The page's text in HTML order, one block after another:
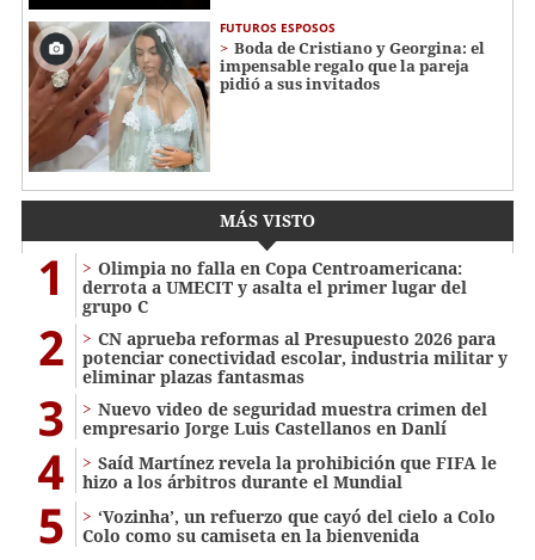
FUTUROS ESPOSOS
Boda de Cristiano y Georgina: el
impensable regalo que la pareja
pidió a sus invitados
MÁS VISTO
1
Olimpia no falla en Copa Centroamericana:
derrota a UMECIT y asalta el primer lugar del
grupo C
2
CN aprueba reformas al Presupuesto 2026 para
potenciar conectividad escolar, industria militar y
eliminar plazas fantasmas
3
Nuevo video de seguridad muestra crimen del
empresario Jorge Luis Castellanos en Danlí
4
Saíd Martínez revela la prohibición que FIFA le
hizo a los árbitros durante el Mundial
5
‘Vozinha’, un refuerzo que cayó del cielo a Colo
Colo como su camiseta en la bienvenida